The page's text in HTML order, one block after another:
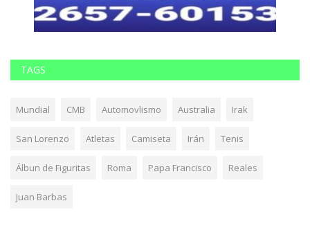
TAGS
Mundial CMB Automovlismo Australia Irak
San Lorenzo Atletas Camiseta Irán Tenis
Álbun de Figuritas Roma Papa Francisco Reales
Juan Barbas